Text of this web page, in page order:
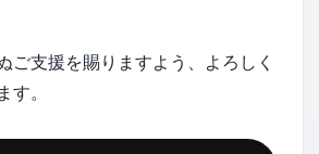
ご支援を賜りますよう、よろしく
す。